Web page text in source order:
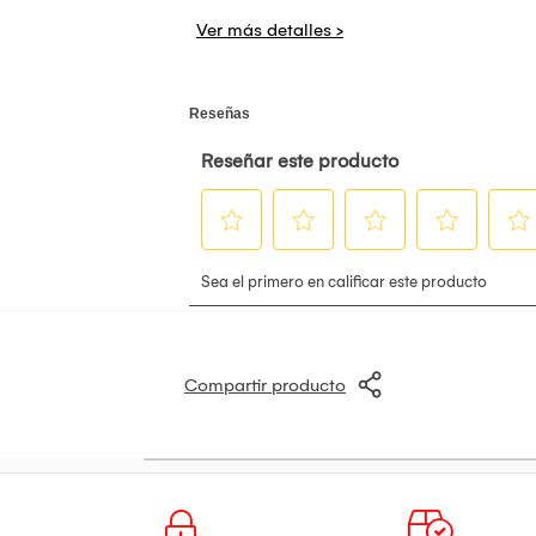
Compartir producto